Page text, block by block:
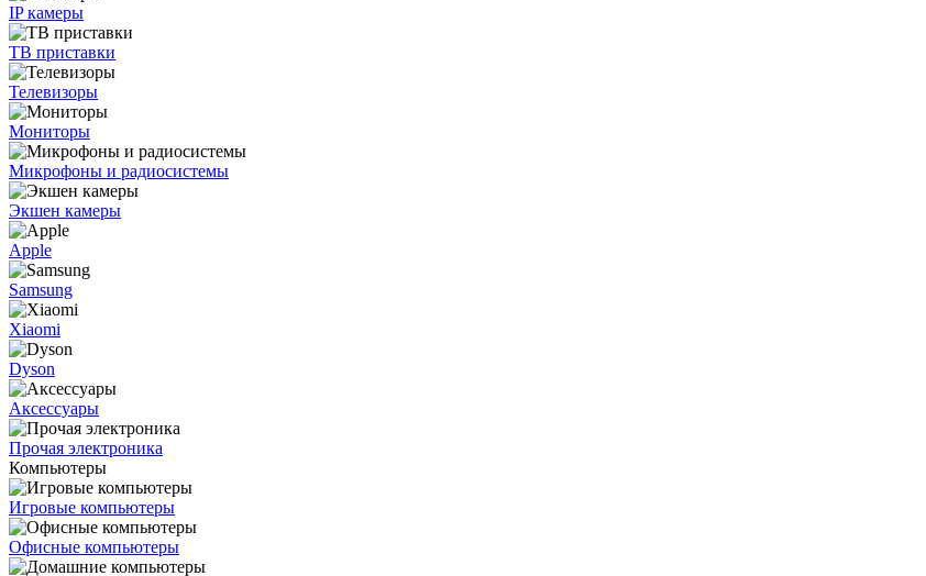
IP камеры
ТВ приставки
Телевизоры
Мониторы
Микрофоны и радиосистемы
Экшен камеры
Apple
Samsung
Xiaomi
Dyson
Аксессуары
Прочая электроника
Компьютеры
Игровые компьютеры
Офисные компьютеры